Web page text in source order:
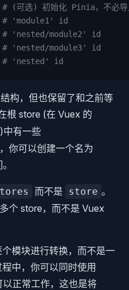
(可选) 初始化 Pinia，不必
'module1' id
# 'nested/module2' id
# 'nested/module3' id
'nested' id
构，但也保留了和之前等
根 store (在 Vuex 的
中有一些
你可以创建一个名为
而不是 store 。
个 store，而不是 Vuex
模块进行转换，而不是一
中，你可以同时使用
正常工作，这也是将